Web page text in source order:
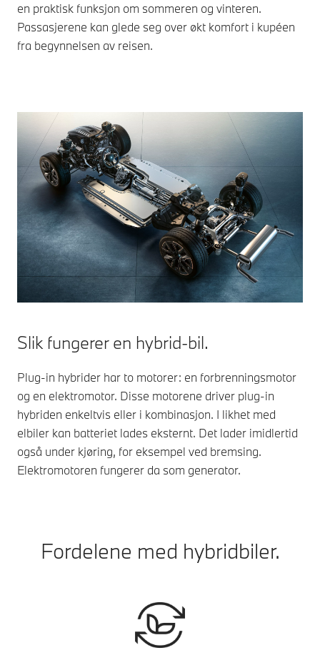
en praktisk funksjon om sommeren og vinteren.
Passasjerene kan glede seg over økt komfort i kupéen
fra begynnelsen av reisen.
Slik fungerer en hybrid-bil.
Plug-in hybrider har to motorer: en forbrenningsmotor
og en elektromotor. Disse motorene driver plug-in
hybriden enkeltvis eller i kombinasjon. I likhet med
elbiler kan batteriet lades eksternt. Det lader imidlertid
også under kjøring, for eksempel ved bremsing.
Elektromotoren fungerer da som generator.
Fordelene med hybridbiler.